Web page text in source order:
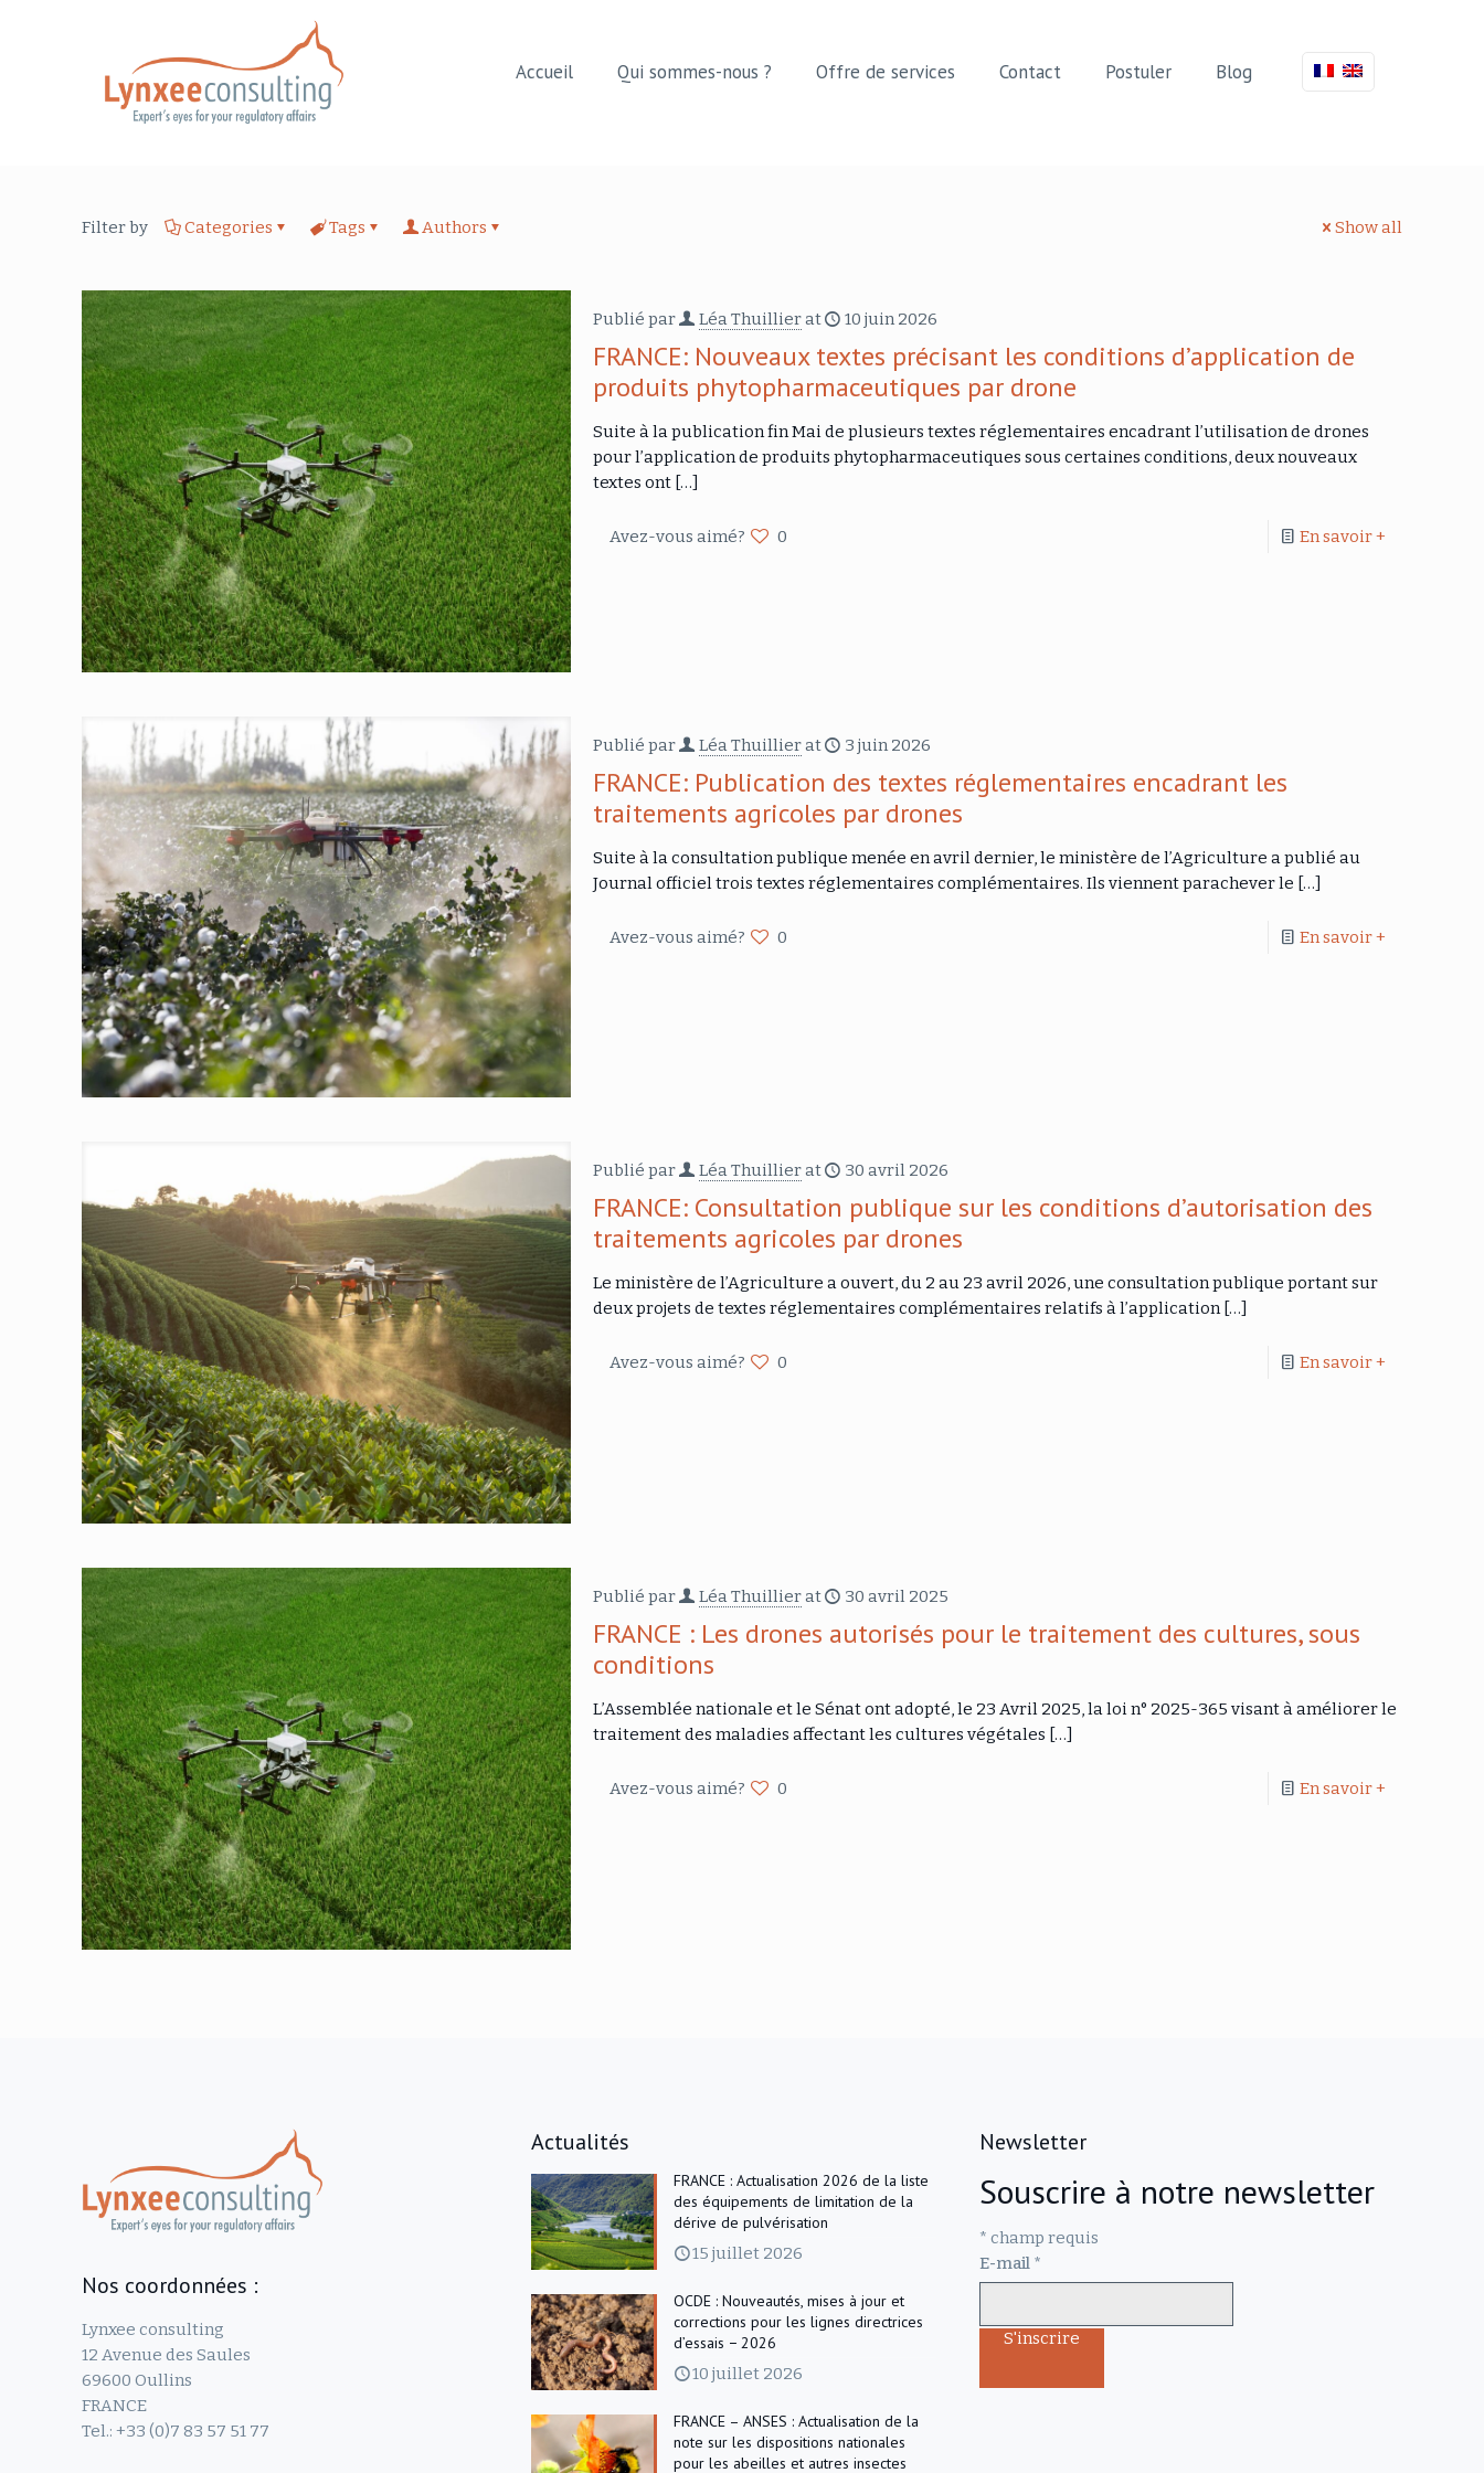
Accueil Qui sommes-nous ? Offre de services Contact Postuler Blog
Filter by Categories Tags Authors Show all
Publié par Léa Thuillier at 10 juin 2026
FRANCE: Nouveaux textes précisant les conditions d’application de
produits phytopharmaceutiques par drone
Suite à la publication fin Mai de plusieurs textes réglementaires encadrant l’utilisation de drones
pour l’application de produits phytopharmaceutiques sous certaines conditions, deux nouveaux
textes ont[…]
Avez-vous aimé? 0 En savoir +
Publié par Léa Thuillier at 3 juin 2026
FRANCE: Publication des textes réglementaires encadrant les
traitements agricoles par drones
Suite à la consultation publique menée en avril dernier, le ministère de l’Agriculture a publié au
Journal officiel trois textes réglementaires complémentaires. Ils viennent parachever le […]
Avez-vous aimé? 0 En savoir +
Publié par Léa Thuillier at 30 avril 2026
FRANCE: Consultation publique sur les conditions d’autorisation des
traitements agricoles par drones
Le ministère de l’Agriculture a ouvert, du 2 au 23 avril 2026, une consultation publique portant sur
deux projets de textes réglementaires complémentaires relatifs à l’application[…]
Avez-vous aimé? 0 En savoir +
Publié par Léa Thuillier at 30 avril 2025
FRANCE : Les drones autorisés pour le traitement des cultures, sous
conditions
L’Assemblée nationale et le Sénat ont adopté, le 23 Avril 2025, la loi n° 2025-365 visant à améliorer le
traitement des maladies affectant les cultures végétales […]
Avez-vous aimé? 0 En savoir +
Nos coordonnées :
Lynxee consulting
12 Avenue des Saules
69600 Oullins
FRANCE
Tel.: +33 (0)7 83 57 51 77
Actualités
FRANCE : Actualisation 2026 de la liste
des équipements de limitation de la
dérive de pulvérisation
15 juillet 2026
OCDE : Nouveautés, mises à jour et
corrections pour les lignes directrices
d’essais − 2026
10 juillet 2026
FRANCE – ANSES : Actualisation de la
note sur les dispositions nationales
pour les abeilles et autres insectes
Newsletter
Souscrire à notre newsletter
* champ requis
E-mail *